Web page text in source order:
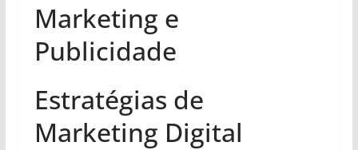
Marketing e
Publicidade
Estratégias de
Marketing Digital